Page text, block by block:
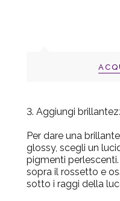
3. Aggiungi
Per dare una
glossy, scegli un
pigmenti
sopra il rossetto e
sotto i raggi della